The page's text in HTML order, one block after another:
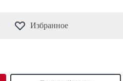
Избранное